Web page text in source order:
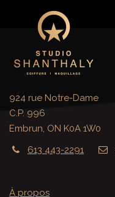
924 rue Notre-Dame
C.P. 996
Embrun, ON K0A 1W0
613 443-2291
À propos